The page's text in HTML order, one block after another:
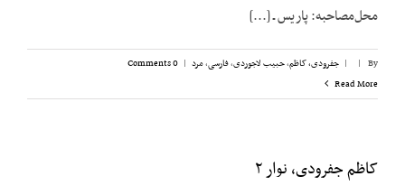
محل‌مصاحبه: پاریس ـ [...]
By
|
| جفرودی، کاظم,حبیب لاجوردی,فارسی,مرد |
0 Comments
Read More
کاظم جفرودی، نوار ۲